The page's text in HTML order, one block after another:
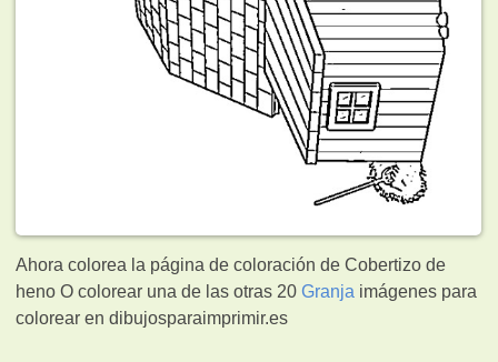
Ahora colorea la página de coloración de Cobertizo de
heno O colorear una de las otras 20Granja imágenes para
colorear en dibujosparaimprimir.es